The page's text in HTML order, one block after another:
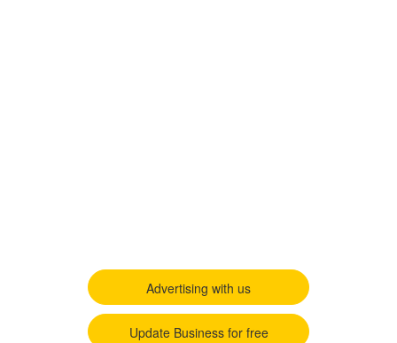
Advertising with us
Update Business for free